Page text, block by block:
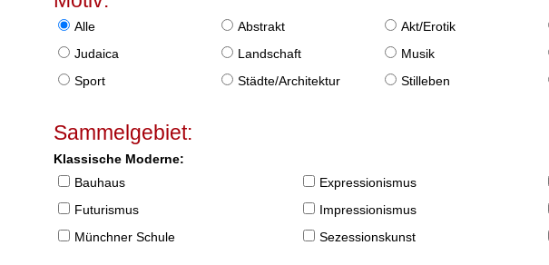
Alle Abstrakt Akt/Erotik
Judaica
Landschaft Musik
Sport
Städte/Architektur Stilleben
Sammelgebiet:
Klassische Moderne:
Bauhaus
Expressionismus
Futurismus
Impressionismus
Münchner Schule
Sezessionskunst